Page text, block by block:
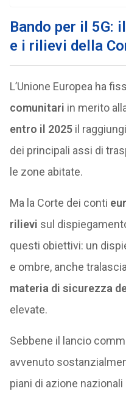
Bando per il 5G:
e i rilievi della
L’Unione Europea ha
comunitari in merito
entro il 2025il
dei principali assi di
le zone abitate.
Ma la Corte dei conti
rilievi sul
questi obiettivi: un
e ombre, anche
materia di sicurezza
elevate.
Sebbene il lancio
avvenuto
piani di azione